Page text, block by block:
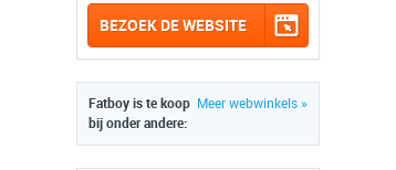
BEZOEK DE WEBSITE
Meer webwinkels »
Fatboy is te koop
bij onder andere: